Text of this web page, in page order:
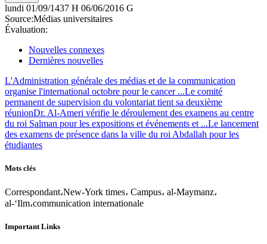
lundi 01/09/1437 H 06/06/2016 G
Source:Médias universitaires
Évaluation:
Nouvelles connexes
Dernières nouvelles
L'Administration générale des médias et de la communication
organise l'international octobre pour le cancer ...Le comité
permanent de supervision du volontariat tient sa deuxième
réunionDr. Al-Ameri vérifie le déroulement des examens au centre
du roi Salman pour les expositions et événements et ...Le lancement
des examens de présence dans la ville du roi Abdallah pour les
étudiantes
Mots clés
Correspondant،New-York times، Campus، al-Maymanz،
al-‘Ilm،communication internationale
Important Links